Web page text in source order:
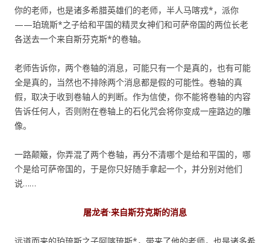
你的老师，也是诸多希腊英雄们的老师，半人马喀戎*，派你
——珀琉斯*之子给和平国的精灵女神们和可萨帝国的两位长老
各送去一个来自斯芬克斯*的卷轴。
老师告诉你，两个卷轴的消息，可能只有一个是真的，也有可能
全是真的，当然也不排除两个消息都是假的可能性。卷轴的真
假，取决于收到卷轴人的判断。作为信使，你不能将卷轴的内容
告诉任何人，否则附在卷轴上的石化咒会将你变成一座路边的雕
像。
一路颠簸，你弄混了两个卷轴，再分不清哪个是给和平国的，哪
个是给可萨帝国的，于是你只好随手拿起一个，并分别对他们
说……
屠龙者·来自斯芬克斯的消息
远道而来的珀琉斯之子阿喀琉斯*，带来了他的老师，也是诸多希